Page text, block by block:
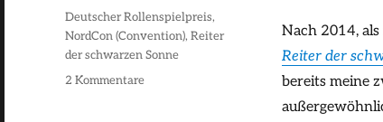
Nach 2014,
Reiter der
bereits meine
Schlagwörter
Deutscher Rollenspielpreis,
NordCon (Convention), Reiter
der schwarzen Sonne
2 Kommentare